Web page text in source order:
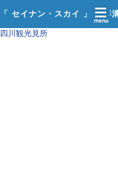
「 セイナン・スカイ 」 九寨
四川観光見所